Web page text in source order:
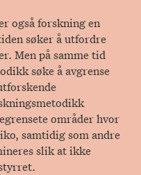
også forskning en
søker å utfordre
Men på samme tid
søke å avgrense
områder hvor
samtidig som andre
slik at ikke